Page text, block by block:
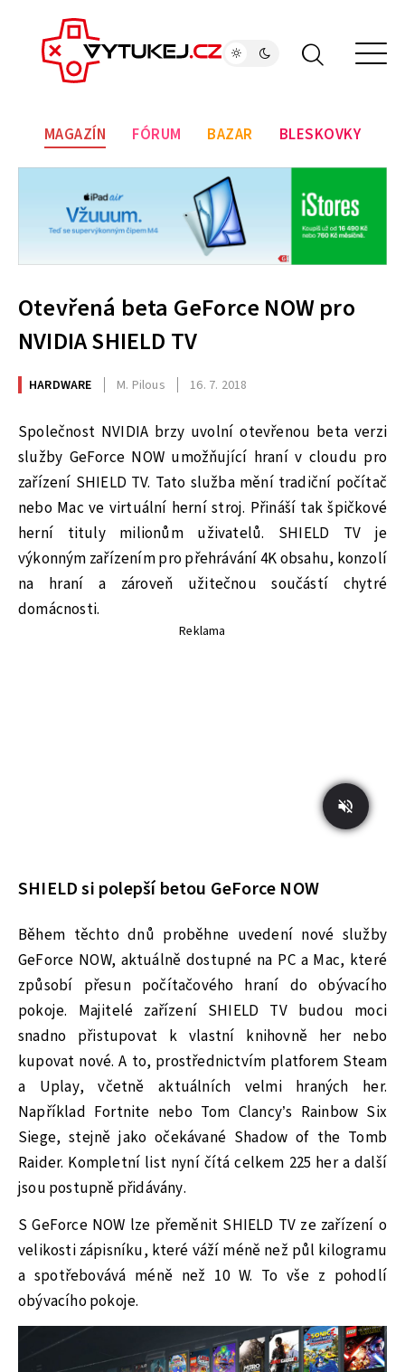
MAGAZÍN FÓRUM BAZAR BLESKOVKY
Otevřená beta GeForce NOW pro
NVIDIA SHIELD TV
HARDWARE M. Pilous 16. 7. 2018
Společnost NVIDIA brzy uvolní otevřenou beta verzi
služby GeForce NOW umožňující hraní v cloudu pro
zařízení SHIELD TV. Tato služba mění tradiční počítač
nebo Mac ve virtuální herní stroj. Přináší tak špičkové
herní tituly milionům uživatelů. SHIELD TV je
výkonným zařízením pro přehrávání 4K obsahu, konzolí
na hraní a zároveň užitečnou součástí chytré
domácnosti.
Reklama
SHIELD si polepší betou GeForce NOW
Během těchto dnů proběhne uvedení nové služby
GeForce NOW, aktuálně dostupné na PC a Mac, které
způsobí přesun počítačového hraní do obývacího
pokoje. Majitelé zařízení SHIELD TV budou moci
snadno přistupovat k vlastní knihovně her nebo
kupovat nové. A to, prostřednictvím platforem Steam
a Uplay, včetně aktuálních velmi hraných her.
Například Fortnite nebo Tom Clancy’s Rainbow Six
Siege, stejně jako očekávané Shadow of the Tomb
Raider. Kompletní list nyní čítá celkem 225 her a další
jsou postupně přidávány.
S GeForce NOW lze přeměnit SHIELD TV ze zařízení o
velikosti zápisníku, které váží méně než půl kilogramu
a spotřebovává méně než 10 W. To vše z pohodlí
obývacího pokoje.